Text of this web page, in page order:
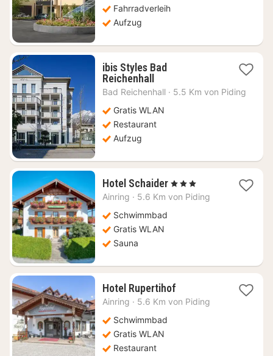
Fahrradverleih
Aufzug
ibis Styles Bad
Reichenhall 1
Nacht
153,09
€
Bad Reichenhall · 5.5 Km von Piding
Gratis WLAN
Restaurant
Aufzug
Hotel Schaider1
Nacht
, 3 Sterne
Ainring · 5.6 Km von Piding
Schwimmbad
Gratis WLAN
Sauna
Hotel Rupertihof1
Nacht
Ainring · 5.6 Km von Piding
Schwimmbad
Gratis WLAN
Restaurant